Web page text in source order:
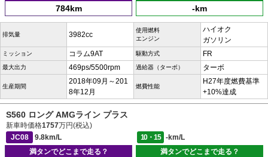
784km -km
排気量 3982cc
使用燃料
エンジン
ハイオク
ガソリン
ミッション コラム9AT 駆動方式 FR
最大出力 469ps/5500rpm 過給器（ターボ） ターボ
生産期間
2018年09月～201
8年12月
燃費性能
H27年度燃費基準
+10%達成
S560 ロング AMGライン プラス
新車時価格1757万円(税込)
JC08
9.8km/L 10・15
-km/L
満タンでどこまで走る？
満タンでどこまで走る？